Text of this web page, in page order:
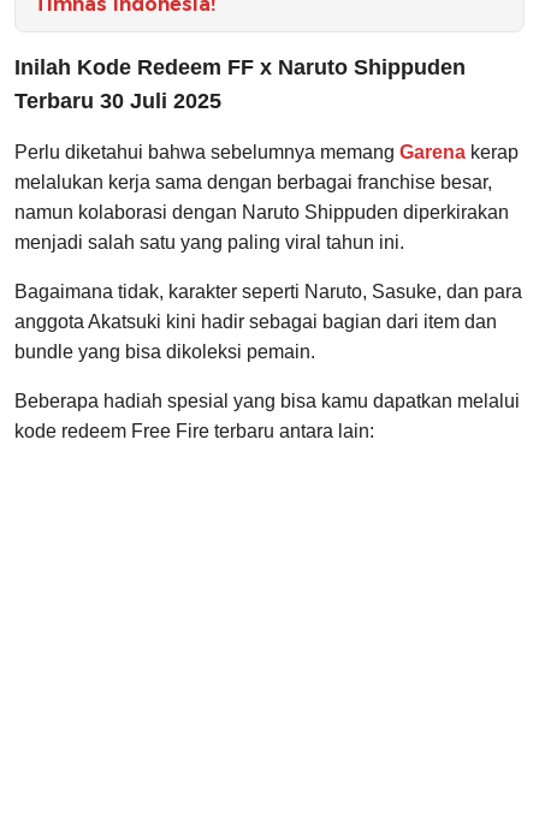
Inilah Kode Redeem FF x Naruto Shippuden
Terbaru 30 Juli 2025
Perlu diketahui bahwa sebelumnya memang Garena kerap
melalukan kerja sama dengan berbagai franchise besar,
namun kolaborasi dengan Naruto Shippuden diperkirakan
menjadi salah satu yang paling viral tahun ini.
Bagaimana tidak, karakter seperti Naruto, Sasuke, dan para
anggota Akatsuki kini hadir sebagai bagian dari item dan
bundle yang bisa dikoleksi pemain.
Beberapa hadiah spesial yang bisa kamu dapatkan melalui
kode redeem Free Fire terbaru antara lain: